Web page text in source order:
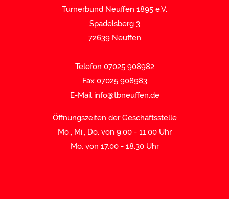
Turnerbund Neuffen 1895 e.V.
Spadelsberg 3
72639 Neuffen
Telefon 07025 908982
Fax 07025 908983
E-Mail info@tbneuffen.de
Öffnungszeiten der Geschäftsstelle
Mo., Mi., Do. von 9:00 - 11:00 Uhr
Mo. von 17.00 - 18.30 Uhr